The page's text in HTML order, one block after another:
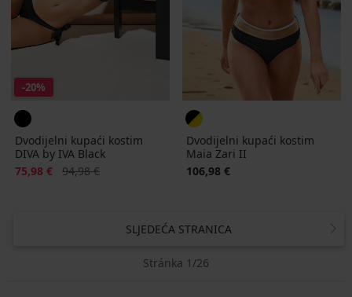
-20%
Dvodijelni kupaći kostim
DIVA by IVA Black
Popust
75,98 € Prvobitna cijena
94,98 €
Dvodijelni kupaći kostim
Maia Zari II
106,98 €
SLJEDEĆA STRANICA
Stránka 1/26